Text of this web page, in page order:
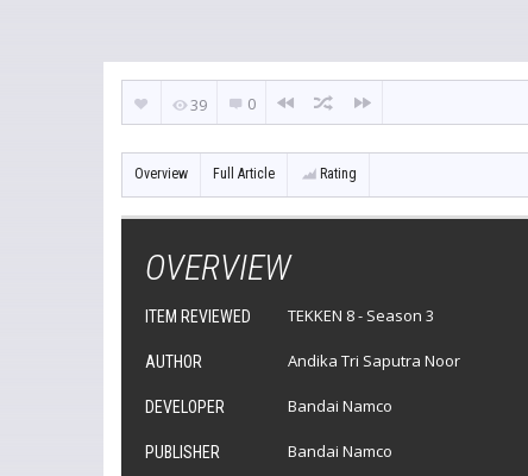
39 0
Overview Full Article Rating
OVERVIEW
ITEM REVIEWED TEKKEN 8 - Season 3
AUTHOR Andika Tri Saputra Noor
DEVELOPER Bandai Namco
PUBLISHER Bandai Namco